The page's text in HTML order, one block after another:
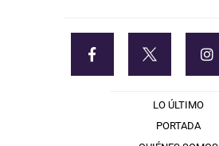
LO ÚLTIMO
PORTADA